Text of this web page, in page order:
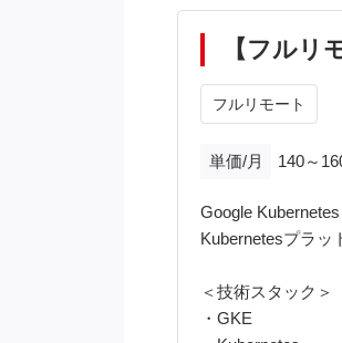
・Python
・Go
・Workload Identity
・Security
・Cloud Audit Logs
・VPC Service
【フルリ
フルリモート
単価/月 140～
Google
Kubernetesプラッ
＜技術スタック＞
・GKE